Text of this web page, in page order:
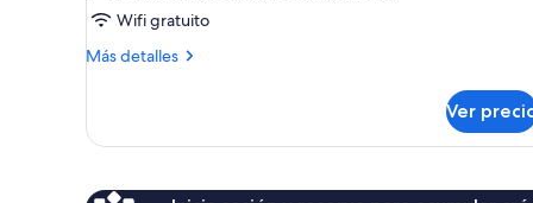
Habitación
doble
Wifi gratuito
Más detalles
Más
doble
Ver